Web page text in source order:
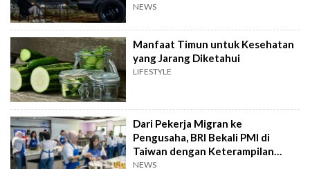
NEWS
Manfaat Timun untuk Kesehatan
yang Jarang Diketahui
LIFESTYLE
Dari Pekerja Migran ke
Pengusaha, BRI Bekali PMI di
Taiwan dengan Keterampilan
Bisnis
NEWS